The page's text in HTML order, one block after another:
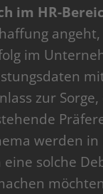
im HR-
im
zur
werden
solche